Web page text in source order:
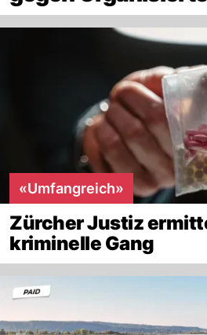
«Umfangreich»
Zürcher Justiz
kriminelle Gang